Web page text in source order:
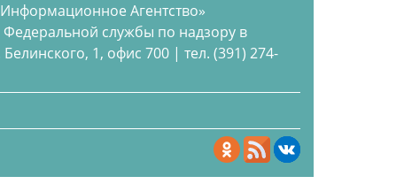
Агентство»
службы по надзору в
1, офис 700 | тел. (391) 274-